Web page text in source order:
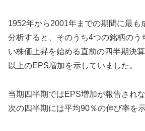
1952年から2001年までの期間に最も
分析すると、そのうち4つの銘柄のう
い株価上昇を始める直前の四半期決
以上のEPS増加を示していました。
当期四半期ではEPS増加が報告され
次の四半期には平均90％の伸び率を